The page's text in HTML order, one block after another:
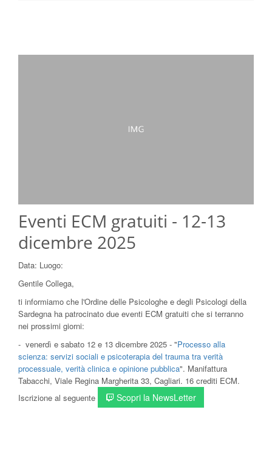
Eventi ECM gratuiti - 12-13
dicembre 2025
Data: Luogo:
Gentile Collega,
ti informiamo che l'Ordine delle Psicologhe e degli Psicologi della
Sardegna ha patrocinato due eventi ECM gratuiti che si terranno
nei prossimi giorni:
- venerdì e sabato 12 e 13 dicembre 2025 - "Processo alla
scienza: servizi sociali e psicoterapia del trauma tra verità
processuale, verità clinica e opinione pubblica". Manifattura
Tabacchi, Viale Regina Margherita 33, Cagliari. 16 crediti ECM.
Iscrizione al seguente
Scopri la NewsLetter